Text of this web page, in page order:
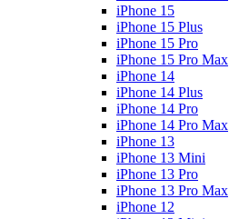
iPhone 15
iPhone 15 Plus
iPhone 15 Pro
iPhone 15 Pro Max
iPhone 14
iPhone 14 Plus
iPhone 14 Pro
iPhone 14 Pro Max
iPhone 13
iPhone 13 Mini
iPhone 13 Pro
iPhone 13 Pro Max
iPhone 12